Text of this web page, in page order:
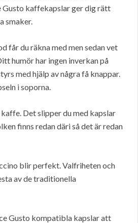
Gusto kaffekapslar ger dig rätt
smaker.
får du räkna med men sedan vet
humör har ingen inverkan på
med hjälp av några få knappar.
i soporna.
Det slipper du med kapslar
finns redan däri så det är redan
blir perfekt. Valfriheten och
av de traditionella
Gusto kompatibla kapslar att